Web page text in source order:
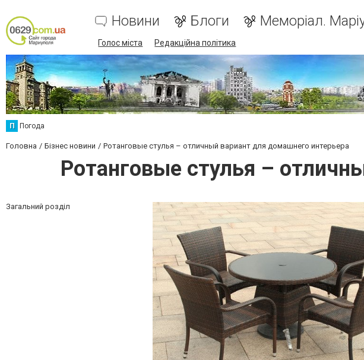
Новини Блоги Меморіал.
Голос міста Редакційна політика
П Погода
Головна Бізнес новини Ротанговые стулья – отличный вариант для домашнего интерьера
Ротанговые стулья –
Загальний розділ